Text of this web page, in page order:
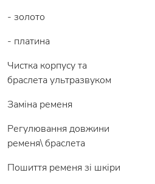
- золото
- платина
Чистка корпусу та
браслета ультразвуком
Заміна ременя
Регулювання довжини
ременя\ браслета
Пошиття ременя зі шкіри